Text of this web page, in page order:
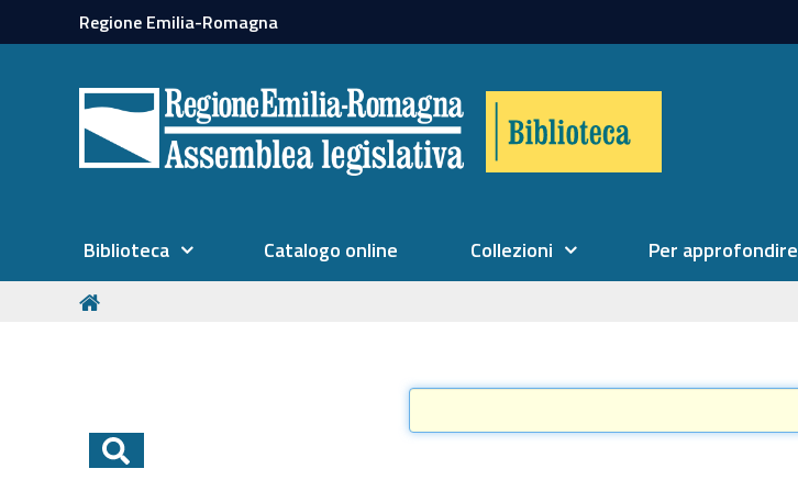
Regione Emilia-Romagna
Biblioteca Catalogo online Collezioni Per approfondire